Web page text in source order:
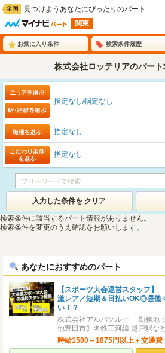
見つけようあなたにぴったりのパート
関東
お気に入り条件 検索条件履歴
株式会社ロッテリアのパー
指定なし/指定なし
指定なし
指定なし
入力した条件を クリア
検索条件に該当するパート情報がありません。
検索条件を変更のうえ確認をお願いします。
あなたにおすすめのパート
【スポーツ大会運営スタッフ】
激レア／短期＆日払いOK◎昼働
い！？
株式会社アルバクルー 勤務地
他豊田市】名鉄三河線 越戸駅な
時給1500～1875円以上＋交通費